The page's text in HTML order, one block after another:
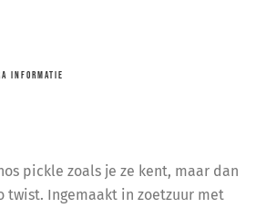
INFORMATIE
pickle zoals je ze kent, maar dan
twist. Ingemaakt in zoetzuur met